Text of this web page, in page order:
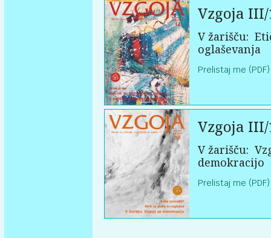
Vzgoja III/
V žarišču:
oglaševanja
Prelistaj me (PDF)
Vzgoja III/
V žarišču:
demokracijo
Prelistaj me (PDF)